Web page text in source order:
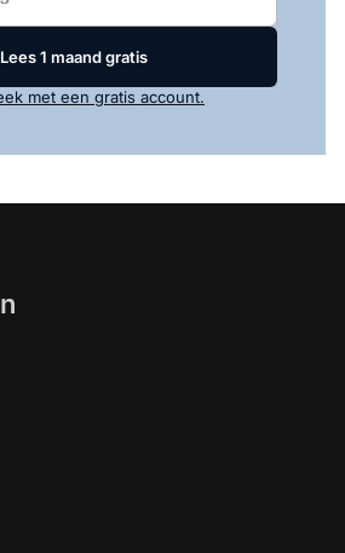
Lees 1 maand gratis
met een gratis account.